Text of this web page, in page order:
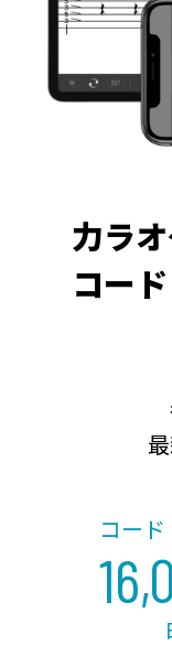
力ラ
コー
コード